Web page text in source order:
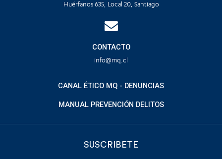
Huérfanos 635, Local 20, Santiago
CONTACTO
info@mq.cl
CANAL ÉTICO MQ - DENUNCIAS
MANUAL PREVENCIÓN DELITOS
SUSCRIBETE